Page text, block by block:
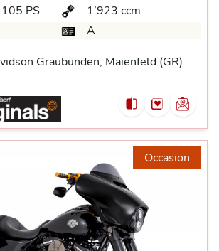
PS
1’923 ccm
A
Graubünden, Maienfeld (GR)
Occasion